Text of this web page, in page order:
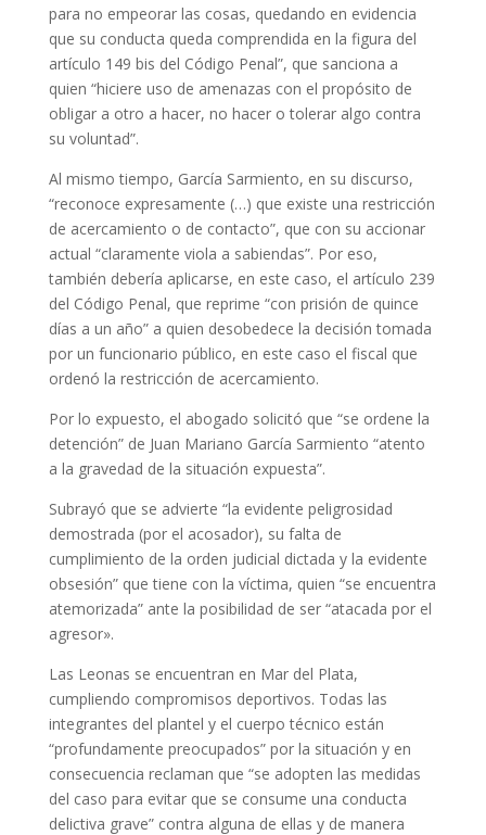
para no empeorar las cosas, quedando en evidencia
que su conducta queda comprendida en la figura del
artículo 149 bis del Código Penal”, que sanciona a
quien “hiciere uso de amenazas con el propósito de
obligar a otro a hacer, no hacer o tolerar algo contra
su voluntad”.
Al mismo tiempo, García Sarmiento, en su discurso,
“reconoce expresamente (…) que existe una restricción
de acercamiento o de contacto”, que con su accionar
actual “claramente viola a sabiendas”. Por eso,
también debería aplicarse, en este caso, el artículo 239
del Código Penal, que reprime “con prisión de quince
días a un año” a quien desobedece la decisión tomada
por un funcionario público, en este caso el fiscal que
ordenó la restricción de acercamiento.
Por lo expuesto, el abogado solicitó que “se ordene la
detención” de Juan Mariano García Sarmiento “atento
a la gravedad de la situación expuesta”.
Subrayó que se advierte “la evidente peligrosidad
demostrada (por el acosador), su falta de
cumplimiento de la orden judicial dictada y la evidente
obsesión” que tiene con la víctima, quien “se encuentra
atemorizada” ante la posibilidad de ser “atacada por el
agresor».
Las Leonas se encuentran en Mar del Plata,
cumpliendo compromisos deportivos. Todas las
integrantes del plantel y el cuerpo técnico están
“profundamente preocupados” por la situación y en
consecuencia reclaman que “se adopten las medidas
del caso para evitar que se consume una conducta
delictiva grave” contra alguna de ellas y de manera